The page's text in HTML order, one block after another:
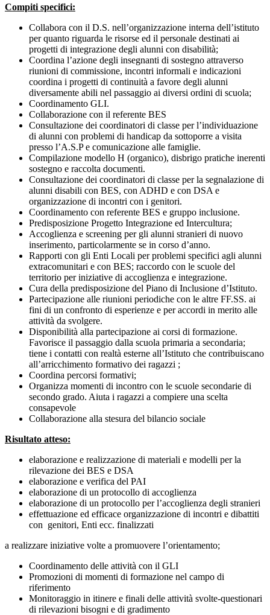
Compiti specifici:
Collabora con il D.S. nell’organizzazione interna dell’istituto
per quanto riguarda le risorse ed il personale destinati ai
progetti di integrazione degli alunni con disabilità;
Coordina l’azione degli insegnanti di sostegno attraverso
riunioni di commissione, incontri informali e indicazioni
coordina i progetti di continuità a favore degli alunni
diversamente abili nel passaggio ai diversi ordini di scuola;
Coordinamento GLI.
Collaborazione con il referente BES
Consultazione dei coordinatori di classe per l’individuazione
di alunni con problemi di handicap da sottoporre a visita
presso l’A.S.P e comunicazione alle famiglie.
Compilazione modello H (organico), disbrigo pratiche inerenti
sostegno e raccolta documenti.
Consultazione dei coordinatori di classe per la segnalazione di
alunni disabili con BES, con ADHD e con DSA e
organizzazione di incontri con i genitori.
Coordinamento con referente BES e gruppo inclusione.
Predisposizione Progetto Integrazione ed Intercultura;
Accoglienza e screening per gli alunni stranieri di nuovo
inserimento, particolarmente se in corso d’anno.
Rapporti con gli Enti Locali per problemi specifici agli alunni
extracomunitari e con BES; raccordo con le scuole del
territorio per iniziative di accoglienza e integrazione.
Cura della predisposizione del Piano di Inclusione d’Istituto.
Partecipazione alle riunioni periodiche con le altre FF.SS. ai
fini di un confronto di esperienze e per accordi in merito alle
attività da svolgere.
Disponibilità alla partecipazione ai corsi di formazione.
Favorisce il passaggio dalla scuola primaria a secondaria;
tiene i contatti con realtà esterne all’Istituto che contribuiscano
all’arricchimento formativo dei ragazzi ;
Coordina percorsi formativi;
Organizza momenti di incontro con le scuole secondarie di
secondo grado. Aiuta i ragazzi a compiere una scelta
consapevole
Collaborazione alla stesura del bilancio sociale
Risultato atteso:
elaborazione e realizzazione di materiali e modelli per la
rilevazione dei BES e DSA
elaborazione e verifica del PAI
elaborazione di un protocollo di accoglienza
elaborazione di un protocollo per l’accoglienza degli stranieri
effettuazione ed efficace organizzazione di incontri e dibattiti
con genitori, Enti ecc. finalizzati
a realizzare iniziative volte a promuovere l’orientamento;
Coordinamento delle attività con il GLI
Promozioni di momenti di formazione nel campo di
riferimento
Monitoraggio in itinere e finali delle attività svolte-questionari
di rilevazioni bisogni e di gradimento